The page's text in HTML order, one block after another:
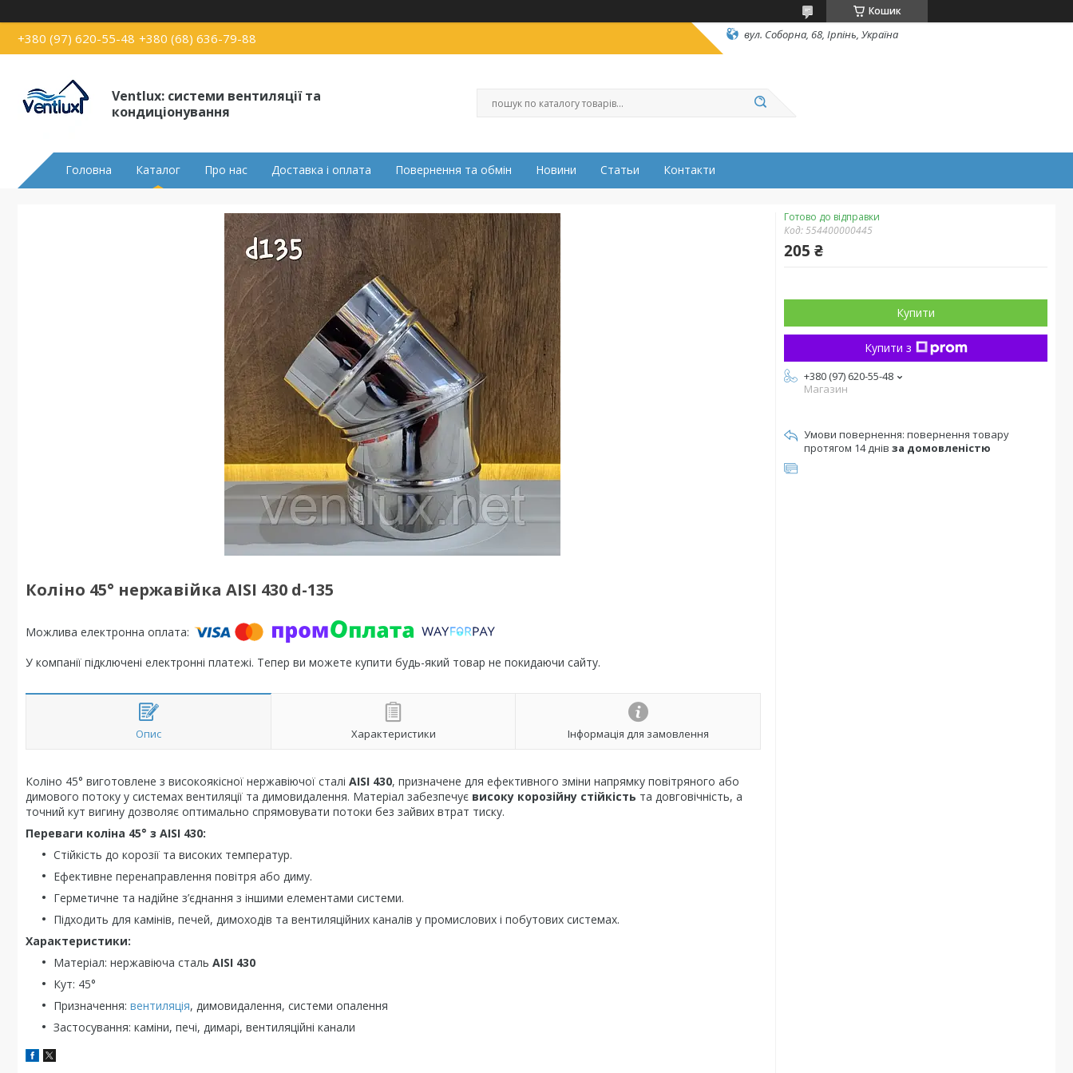
Кошик
+380 (97) 620-55-48 +380 (68) 636-79-88 вул. Соборна, 68, Ірпінь, Україна
Ventlux: системи вентиляції та
кондиціонування
Головна Каталог Про нас Доставка і оплата Повернення та обмін Новини Статьи Контакти
Коліно 45° нержавійка AISI 430 d-135
У компанії підключені електронні платежі. Тепер ви можете купити будь-який товар не покидаючи сайту.
Опис Характеристики Інформація для замовлення
Коліно 45° виготовлене з високоякісної нержавіючої сталі AISI 430, призначене для ефективного зміни напрямку повітряного або
димового потоку у системах вентиляції та димовидалення. Матеріал забезпечує високу корозійну стійкість та довговічність, а
точний кут вигину дозволяє оптимально спрямовувати потоки без зайвих втрат тиску.
Переваги коліна 45° з AISI 430:
Стійкість до корозії та високих температур.
Ефективне перенаправлення повітря або диму.
Герметичне та надійне з’єднання з іншими елементами системи.
Підходить для камінів, печей, димоходів та вентиляційних каналів у промислових і побутових системах.
Характеристики:
Матеріал: нержавіюча сталь AISI 430
Кут: 45°
Призначення: вентиляція, димовидалення, системи опалення
Застосування: каміни, печі, димарі, вентиляційні канали
Готово до відправки
Код:554400000445
205 ₴
Купити
Купити з
+380 (97) 620-55-48
Магазин
повернення товару
протягом 14 днів за домовленістю